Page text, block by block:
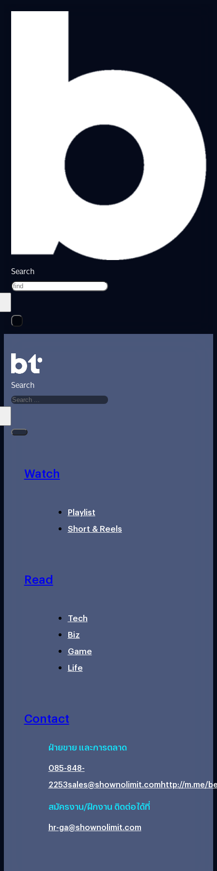
Search
Search
Watch
Playlist
Short & Reels
Read
Tech
Biz
Game
Life
Contact
ฝ่ายขาย และการตลาด
085-848-
2253sales@shownolimit.comhttp://m.me/
สมัครงาน/ฝึกงาน ติดต่อได้ที่
hr-ga@shownolimit.com